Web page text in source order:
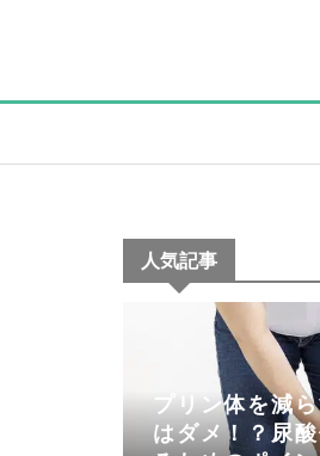
人気記事
プリン体を減
はダメ！？尿